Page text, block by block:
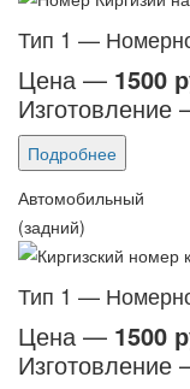
Тип 1 —
Цена — 1500
Изготовление
Подробнее
Автомобильный
(задний)
Тип 1 —
Цена — 1500
Изготовление